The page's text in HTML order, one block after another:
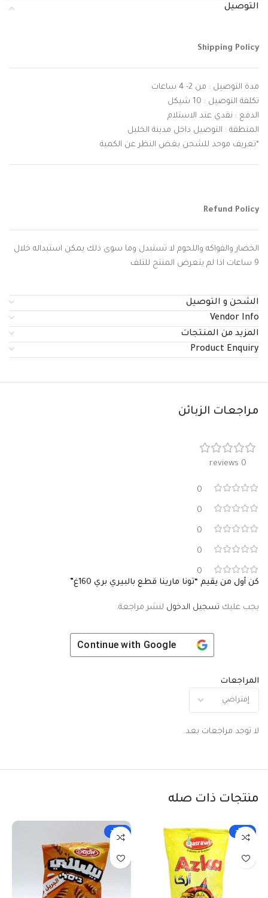
التوصيل
Shipping Policy
مدة التوصيل : من 2- 4 ساعات
تكلفة التوصيل : 10 شيكل
الدفع : نقدي عند الاستلام
المنطقة : التوصيل داخل مدينة الخليل
*تعريف موحد للشحن بغض النظر عن الكمية
Refund Policy
الخضار والفواكه واللحوم لا تستبدل وما سوى ذلك يمكن استبداله خلال
9 ساعات اذا لم يتعرض المنتج للتلف
الشحن و التوصيل
Vendor Info
المزيد من المنتجات
Product Enquiry
مراجعات الزبائن
0 reviews
0
0
0
0
0
المراجعات
لا توجد مراجعات بعد.
كن أول من يقيم “تونا مارينا قطع بالبيري بري 160غ”
يجب عليك تسجيل الدخول لنشر مراجعة.
Continue with Google
منتجات ذات صله
-25%
-29%